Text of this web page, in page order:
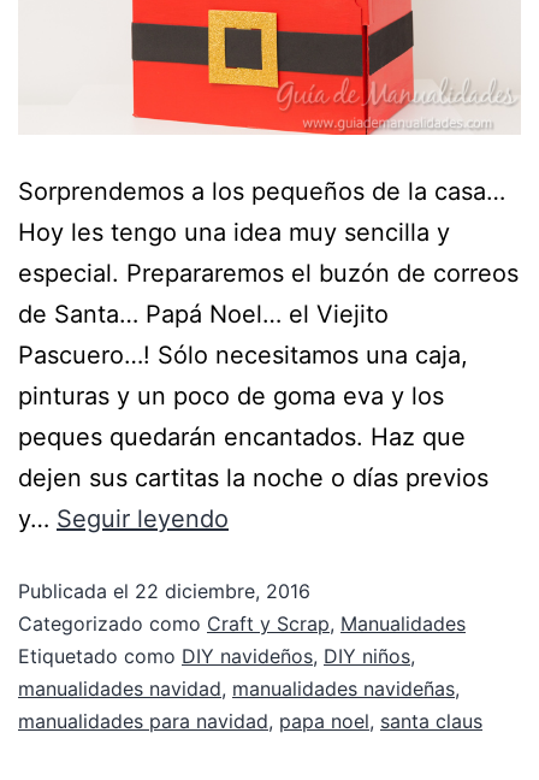
Sorprendemos a los pequeños de la casa…
Hoy les tengo una idea muy sencilla y
especial. Prepararemos el buzón de correos
de Santa… Papá Noel… el Viejito
Pascuero…! Sólo necesitamos una caja,
pinturas y un poco de goma eva y los
peques quedarán encantados. Haz que
dejen sus cartitas la noche o días previos
y… Seguir leyendo
Publicada el 22 diciembre, 2016
Categorizado como Craft y Scrap, Manualidades
Etiquetado como DIY navideños, DIY niños,
manualidades navidad, manualidades navideñas,
manualidades para navidad, papa noel, santa claus